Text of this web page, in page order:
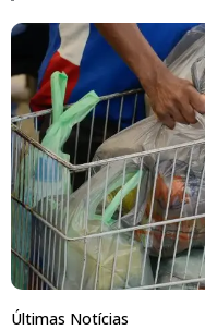
Últimas Notícias